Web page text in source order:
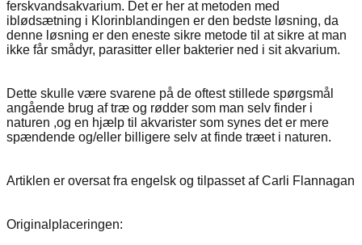
ferskvandsakvarium. Det er her at metoden med
iblødsætning i Klorinblandingen er den bedste løsning, da
denne løsning er den eneste sikre metode til at sikre at man
ikke får smådyr, parasitter eller bakterier ned i sit akvarium.
Dette skulle være svarene på de oftest stillede spørgsmål
angående brug af træ og rødder som man selv finder i
naturen ,og en hjælp til akvarister som synes det er mere
spændende og/eller billigere selv at finde træet i naturen.
Artiklen er oversat fra engelsk og tilpasset af Carli Flannagan
Originalplaceringen: